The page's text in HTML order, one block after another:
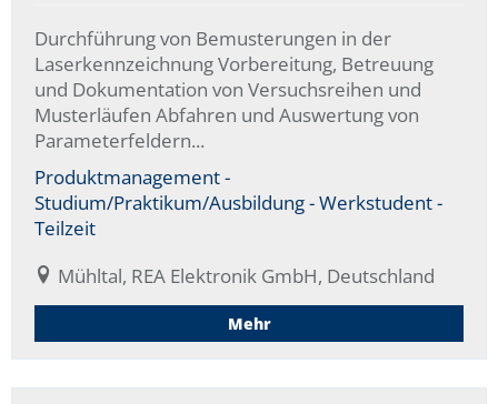
Durchführung von Bemusterungen in der
Laserkennzeichnung Vorbereitung, Betreuung
und Dokumentation von Versuchsreihen und
Musterläufen Abfahren und Auswertung von
Parameterfeldern...
Produktmanagement -
Studium/Praktikum/Ausbildung - Werkstudent -
Teilzeit
Mühltal, REA Elektronik GmbH, Deutschland
Mehr